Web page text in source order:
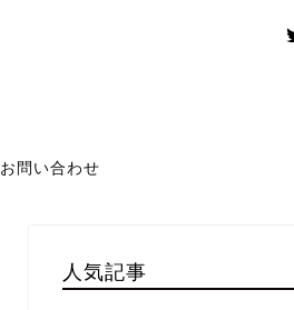
お問い合わせ
人気記事